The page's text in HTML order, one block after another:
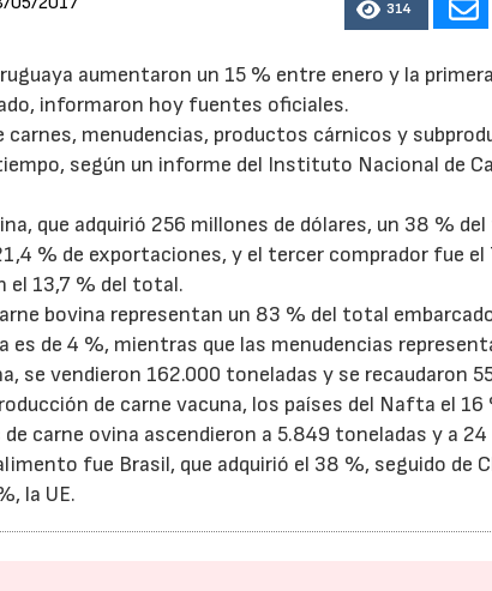
314
aumentaron un 15 % entre enero y la
informaron hoy fuentes oficiales.
carnes, menudencias, productos cárnicos y
según un informe del Instituto Nacional de
que adquirió 256 millones de dólares, un 38 %
% de exportaciones, y el tercer comprador fue
el 13,7 % del total.
bovina representan un 83 % del total
es de 4 %, mientras que las menudencias
se vendieron 162.000 toneladas y se recaudaron
de carne vacuna, los países del Nafta el 16
carne ovina ascendieron a 5.849 toneladas y a
fue Brasil, que adquirió el 38 %, seguido de
la UE.